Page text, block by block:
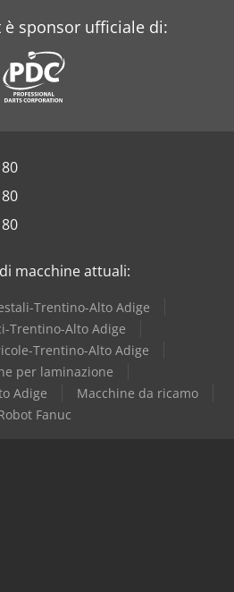
sponsor ufficiale di:
macchine attuali:
Trentino-Alto Adige
Trentino-Alto Adige
Trentino-Alto Adige
per laminazione
Adige
Macchine da ricamo
Fanuc